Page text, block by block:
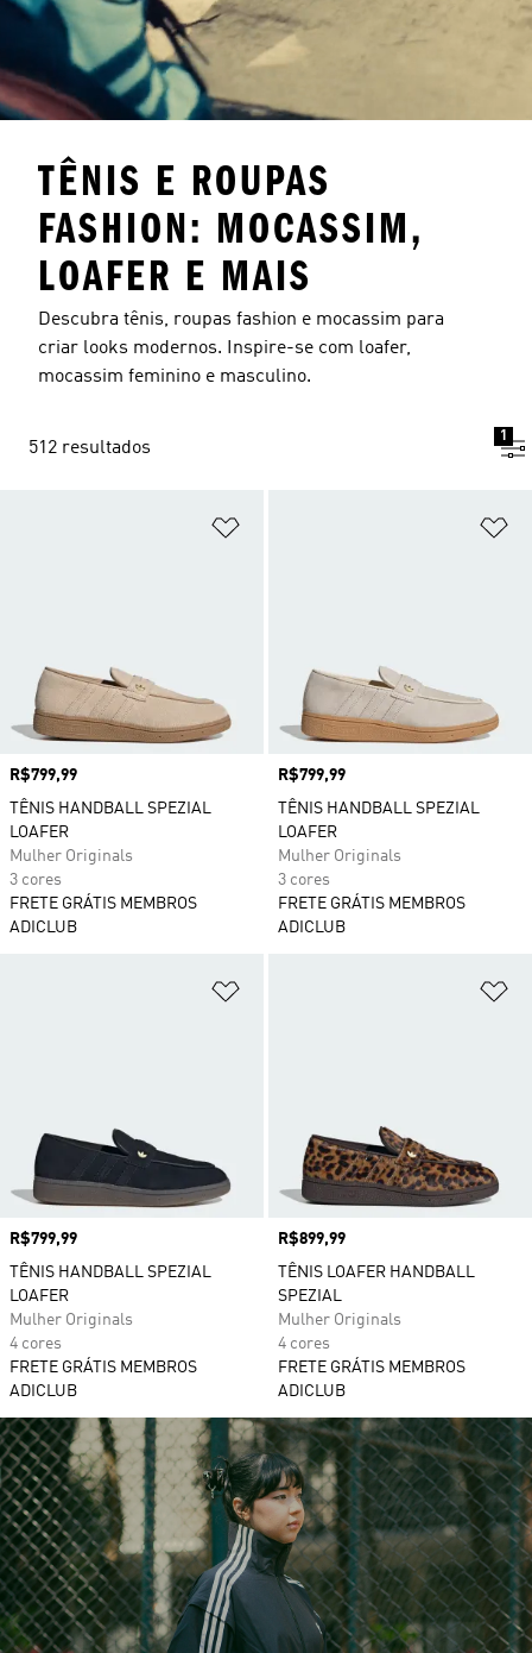
TÊNIS E ROUPAS
FASHION: MOCASSIM,
LOAFER E MAIS
Descubra tênis, roupas fashion e mocassim para
criar looks modernos. Inspire-se com loafer,
mocassim feminino e masculino.
512 resultados
1
Preço
R$799,99
TÊNIS HANDBALL SPEZIAL
LOAFER
Mulher Originals
3 cores
FRETE GRÁTIS MEMBROS
ADICLUB
Preço
R$799,99
TÊNIS HANDBALL SPEZIAL
LOAFER
Mulher Originals
3 cores
FRETE GRÁTIS MEMBROS
ADICLUB
Preço
R$799,99
TÊNIS HANDBALL SPEZIAL
LOAFER
Mulher Originals
4 cores
FRETE GRÁTIS MEMBROS
ADICLUB
Preço
R$899,99
TÊNIS LOAFER HANDBALL
SPEZIAL
Mulher Originals
4 cores
FRETE GRÁTIS MEMBROS
ADICLUB